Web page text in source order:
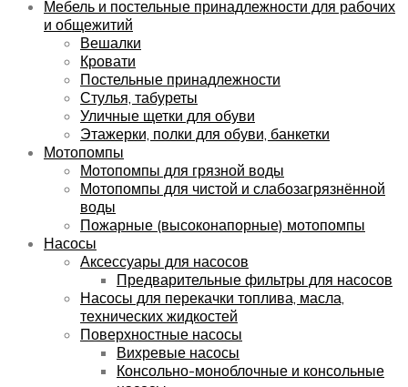
Мебель и постельные принадлежности для рабочих
и общежитий
Вешалки
Кровати
Постельные принадлежности
Стулья, табуреты
Уличные щетки для обуви
Этажерки, полки для обуви, банкетки
Мотопомпы
Мотопомпы для грязной воды
Мотопомпы для чистой и слабозагрязнённой
воды
Пожарные (высоконапорные) мотопомпы
Насосы
Аксессуары для насосов
Предварительные фильтры для насосов
Насосы для перекачки топлива, масла,
технических жидкостей
Поверхностные насосы
Вихревые насосы
Консольно-моноблочные и консольные